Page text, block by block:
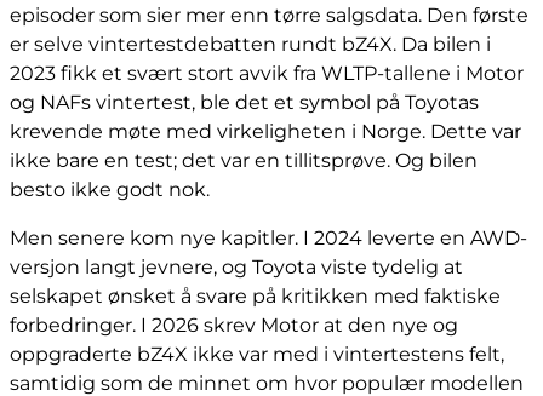
episoder som sier mer enn tørre salgsdata. Den første
er selve vintertestdebatten rundt bZ4X. Da bilen i
2023 fikk et svært stort avvik fra WLTP-tallene i Motor
og NAFs vintertest, ble det et symbol på Toyotas
krevende møte med virkeligheten i Norge. Dette var
ikke bare en test; det var en tillitsprøve. Og bilen
besto ikke godt nok.
Men senere kom nye kapitler. I 2024 leverte en AWD-
versjon langt jevnere, og Toyota viste tydelig at
selskapet ønsket å svare på kritikken med faktiske
forbedringer. I 2026 skrev Motor at den nye og
oppgraderte bZ4X ikke var med i vintertestens felt,
samtidig som de minnet om hvor populær modellen